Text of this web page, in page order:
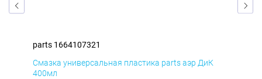
parts 1664107321
Смазка универсальная пластика parts аэр ДиК
400мл